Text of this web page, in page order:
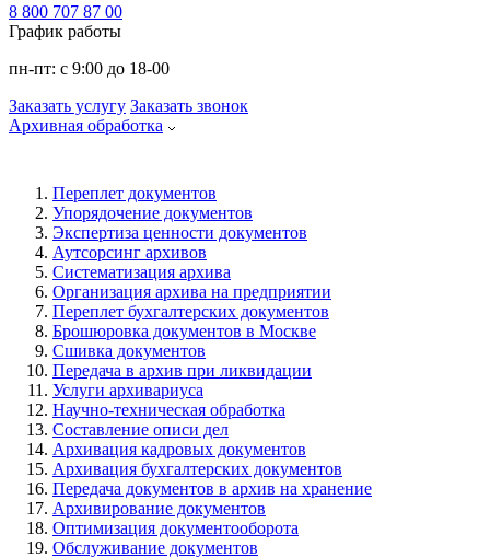
8 800 707 87 00
График работы
пн-пт: с 9:00 до 18-00
Заказать услугу Заказать звонок
Архивная обработка
Переплет документов
Упорядочение документов
Экспертиза ценности документов
Аутсорсинг архивов
Систематизация архива
Организация архива на предприятии
Переплет бухгалтерских документов
Брошюровка документов в Москве
Сшивка документов
Передача в архив при ликвидации
Услуги архивариуса
Научно-техническая обработка
Составление описи дел
Архивация кадровых документов
Архивация бухгалтерских документов
Передача документов в архив на хранение
Архивирование документов
Оптимизация документооборота
Обслуживание документов